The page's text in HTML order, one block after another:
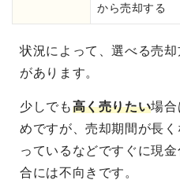
から売却する
状況によって、選べる売
があります。
少しでも高く売りたい場合
めですが、売却期間が長
っているなどですぐに現
合には不向きです。